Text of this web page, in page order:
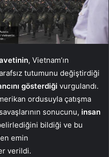
, Vietnam’ın
tutumunu değiştirdiği
gösterdiği vurgulandı.
ordusuyla çatışma
sonucunu, insan
bildiği ve bu
emin
verildi.